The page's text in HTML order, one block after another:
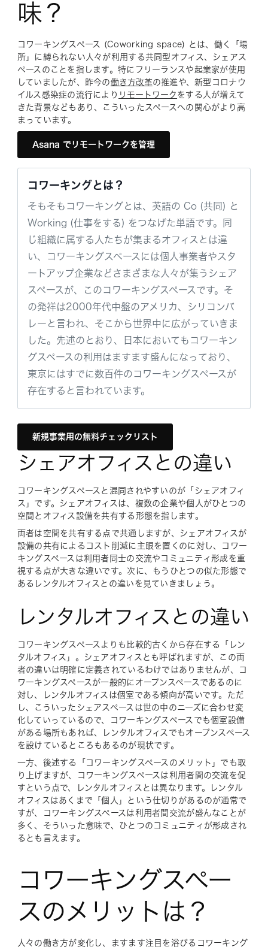
味？
コワーキングスペース (Coworking space) とは、働く「場
所」に縛られない人々が利用する共同型オフィス、シェアス
ペースのことを指します。特にフリーランスや起業家が使用
していましたが、昨今の働き方改革の推進や、新型コロナウ
イルス感染症の流行により リモートワーク をする人が増えて
きた背景などもあり、こういったスペースへの関心がより高
まっています。
Asana でリモートワークを管理
コワーキングとは？
そもそもコワーキングとは、英語の Co (共同) と
Working (仕事をする) をつなげた単語です。同
じ組織に属する人たちが集まるオフィスとは違
い、コワーキングスペースには個人事業者やスタ
ートアップ企業などさまざまな人々が集うシェア
スペースが、このコワーキングスペースです。そ
の発祥は2000年代中盤のアメリカ、シリコンバ
レーと言われ、そこから世界中に広がっていきま
した。先述のとおり、日本においてもコワーキン
グスペースの利用はますます盛んになっており、
東京にはすでに数百件のコワーキングスペースが
存在すると言われています。
新規事業用の無料チェックリスト
シェアオフィスとの違い
コワーキングスペースと混同されやすいのが「シェアオフィ
ス」です。シェアオフィスは、複数の企業や個人がひとつの
空間とオフィス設備を共有する形態を指します。
両者は空間を共有する点で共通しますが、シェアオフィスが
設備の共有によるコスト削減に主眼を置くのに対し、コワー
キングスペースは利用者同士の交流やコミュニティ形成を重
視する点が大きな違いです。次に、もうひとつの似た形態で
あるレンタルオフィスとの違いを見ていきましょう。
レンタルオフィスとの違い
コワーキングスペースよりも比較的古くから存在する「レン
タルオフィス」。シェアオフィスとも呼ばれますが、この両
者の違いは明確に定義されているわけではありませんが、コ
ワーキングスペースが一般的にオープンスペースであるのに
対し、レンタルオフィスは個室である傾向が高いです。ただ
し、こういったシェアスペースは世の中のニーズに合わせ変
化していっているので、コワーキングスペースでも個室設備
がある場所もあれば、レンタルオフィスでもオープンスペース
を設けているところもあるのが現状です。
一方、後述する「コワーキングスペースのメリット」でも取
り上げますが、コワーキングスペースは利用者間の交流を促
すという点で、レンタルオフィスとは異なります。レンタル
オフィスはあくまで「個人」という仕切りがあるのが通常で
すが、コワーキングスペースは利用者間交流が盛んなことが
多く、そういった意味で、ひとつのコミュニティが形成され
るとも言えます。
コワーキングスペー
スのメリットは？
人々の働き方が変化し、ますます注目を浴びるコワーキング